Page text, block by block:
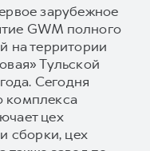
зарубежное
GWM полного
на территории
Тульской
Сегодня
комплекса
цех
сборки, цех